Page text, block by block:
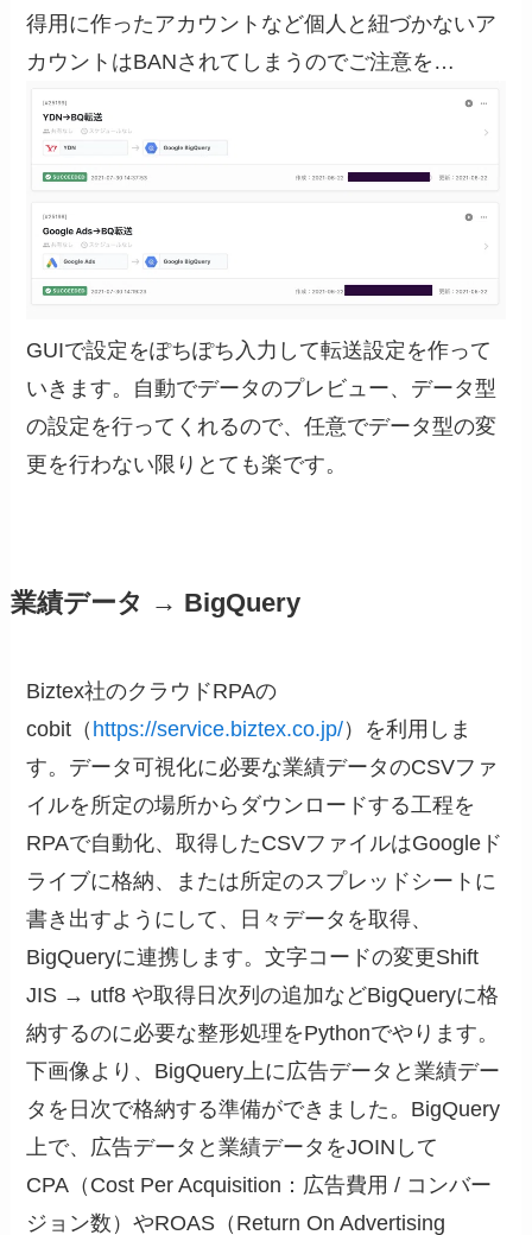
得用に作ったアカウントなど個人と紐づかないア
カウントはBANされてしまうのでご注意を…
GUIで設定をぽちぽち入力して転送設定を作って
いきます。自動でデータのプレビュー、データ型
の設定を行ってくれるので、任意でデータ型の変
更を行わない限りとても楽です。
業績データ → BigQuery
Biztex社のクラウドRPAの
cobit（ https://service.biztex.co.jp/）を利用しま
す。データ可視化に必要な業績データのCSVファ
イルを所定の場所からダウンロードする工程を
RPAで自動化、取得したCSVファイルはGoogleド
ライブに格納、または所定のスプレッドシートに
書き出すようにして、日々データを取得、
BigQueryに連携します。文字コードの変更Shift
JIS → utf8 や取得日次列の追加などBigQueryに格
納するのに必要な整形処理をPythonでやります。
下画像より、BigQuery上に広告データと業績デー
タを日次で格納する準備ができました。BigQuery
上で、広告データと業績データをJOINして
CPA（Cost Per Acquisition：広告費用 / コンバー
ジョン数）やROAS（Return On Advertising